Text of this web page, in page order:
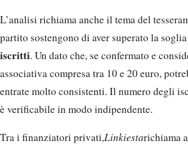
L’analisi richiama anche il tema del
partito sostengono di aver superato la
iscritti. Un dato che, se confermato e
associativa compresa tra 10 e 20 euro,
entrate molto consistenti. Il numero degli
è verificabile in modo indipendente.
Tra i finanziatori privati,Linkiestarichiama